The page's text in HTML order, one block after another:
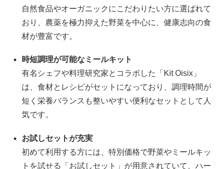
自然食品やオーガニックにこだわりたい方に選ばれて
おり、農薬を極力抑えた野菜を中心に、健康志向の食
材が豊富です。
時短調理が可能なミールキット
有名シェフや料理研究家とコラボした「Kit Oisix」
は、食材とレシピがセットになっており、調理時間が
短く栄養バランスも整いやすい便利なセットとして人
気です。
お試しセットが充実
初めて利用する方には、特別価格で野菜やミールキッ
トを試せる「お試しセット」が用意されていて、ハー